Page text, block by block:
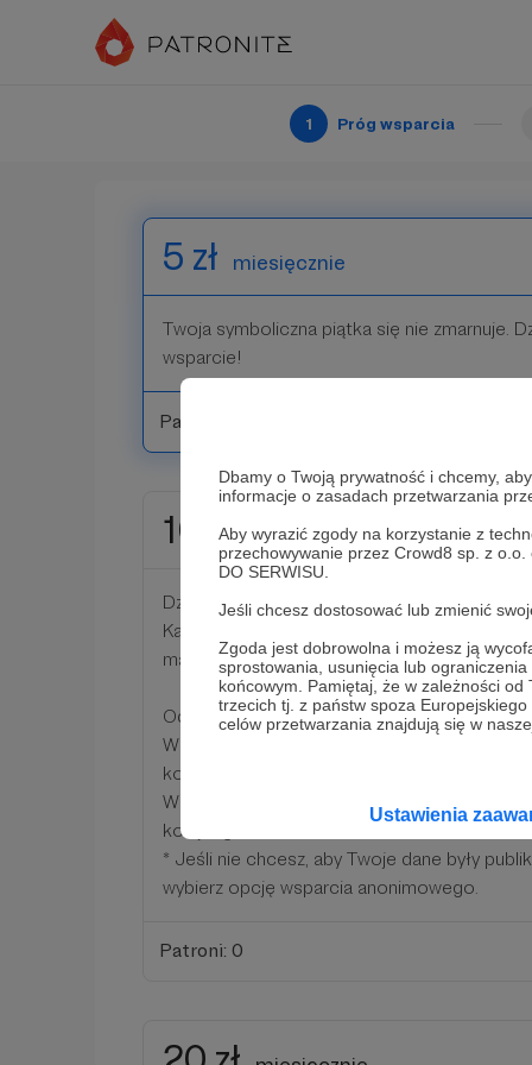
Dbamy o Twoją prywatność i chcemy,
informacje o zasadach przetwarzania
Aby wyrazić zgody na korzystanie z
przechowywanie przez Crowd8 sp. z
DO SERWISU.
Jeśli chcesz dostosować lub zmienić
Zgoda jest dobrowolna i możesz ją
sprostowania, usunięcia lub
końcowym. Pamiętaj, że w zależności
trzecich tj. z państw spoza
celów przetwarzania znajdują się w
Ustawienia
1 Próg wsparcia
Wybierz próg wsparcia
5 zł miesięcznie
Twoja symboliczna piątka się nie zmarnuje.
wsparcie!
Patroni: 0
10 zł miesięcznie
Dziękuję za Twoje wsparcie dla mojej
Każda dyszka to kolejny krok do spełnienia
marzeń.
Od dziś stajesz się współpatronem moich
W zamian umieszczone będą
końcu filmu.
Wszyscy patroni z tego i wyższych progów
kolejnego filmu na kanale YouTube.
* Jeśli nie chcesz, aby Twoje dane były
wybierz opcję wsparcia anonimowego.
Patroni: 0